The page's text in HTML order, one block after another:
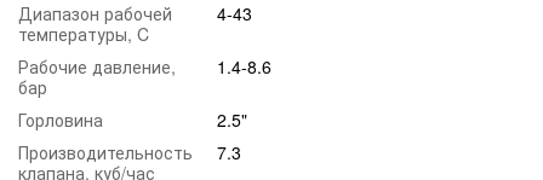
Диапазон рабочей
температуры, C
4-43
Рабочие давление,
бар
1.4-8.6
Горловина
2.5"
Производительность
клапана, куб/час
7.3